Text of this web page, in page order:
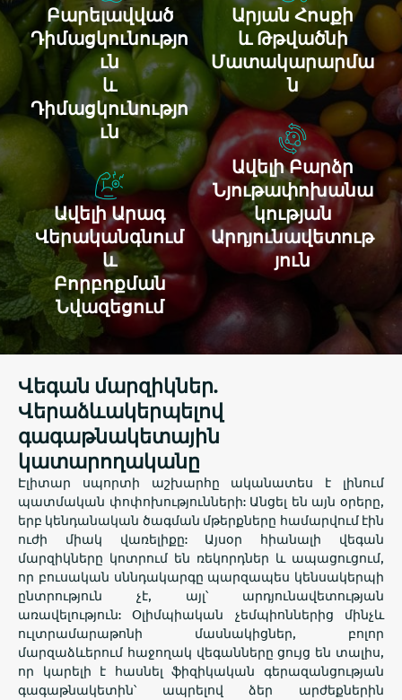
Բարելավված
Դիմացկունությո
Ւն
ԵՒ
Դիմացկունությո
Ւն
Ավելի Արագ
Վերականգնում
ԵՒ
Բորբոքման
Նվազեցում
Արյան Հոսքի
ԵՒ Թթվածնի
Մատակարարմա
Ն
Ավելի Բարձր
Նյութափոխանա
Կության
Արդյունավետութ
Յուն
Վեգան մարզիկներ.
Վերաձևակերպելով
գագաթնակետային
կատարողականը
Էլիտար սպորտի աշխարհը ականատես է լինում
պատմական փոփոխությունների: Անցել են այն օրերը,
երբ կենդանական ծագման մթերքները համարվում էին
ուժի միակ վառելիքը: Այսօր հիանալի վեգան
մարզիկները կոտրում են ռեկորդներ և ապացուցում,
որ բուսական սննդակարգը պարզապես կենսակերպի
ընտրություն չէ, այլ՝ արդյունավետության
առավելություն: Օլիմպիական չեմպիոններից մինչև
ուլտրամարաթոնի մասնակիցներ, բոլոր
մարզաձևերում հաջողակ վեգանները ցույց են տալիս,
որ կարելի է հասնել ֆիզիկական գերազանցության
գագաթնակետին՝ ապրելով ձեր արժեքներին